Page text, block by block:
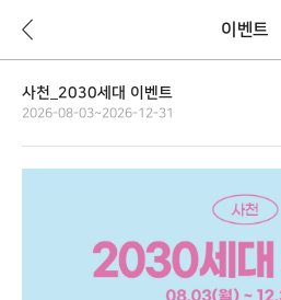
이벤트
뒤
로
가
사천_2030세대 이벤트
2026-08-03~2026-12-31